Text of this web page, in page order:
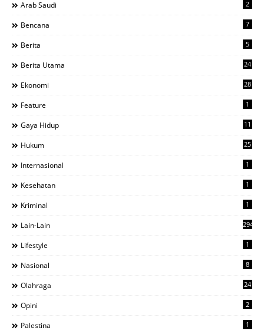
Arab Saudi 2
Bencana 7
Berita 5
Berita Utama 24
Ekonomi 28
Feature 1
Gaya Hidup 11
Hukum 25
Internasional 1
Kesehatan 1
Kriminal 1
Lain-Lain 294
Lifestyle 1
Nasional 8
Olahraga 24
Opini 2
Palestina 1